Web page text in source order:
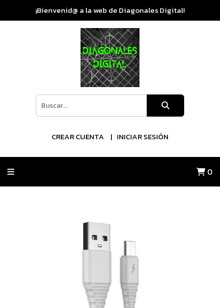
¡Bienvenid@ a la web de Diagonales Digital!
CREAR CUENTA INICIAR SESIÓN
0